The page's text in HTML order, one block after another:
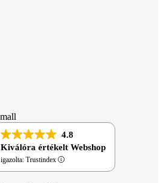
4.8
Kiválóra értékelt Webshop
igazolta: Trustindex